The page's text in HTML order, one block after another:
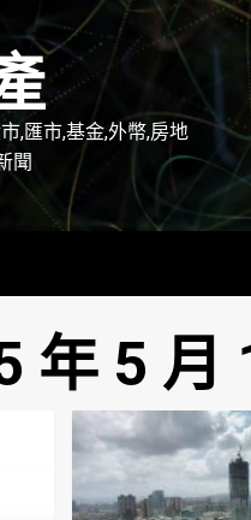
,匯市,基金,外幣,房地
聞
年 5 月